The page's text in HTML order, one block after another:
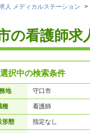
人 メディカルステーション >
の看護師求
択中の検索条件
地 守口市
種 看護師
形態 指定なし